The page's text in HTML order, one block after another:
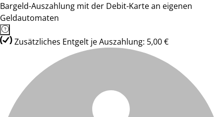
Bargeld-Auszahlung mit der Debit-Karte an eigenen
Geldautomaten
Zusätzliches Entgelt je Auszahlung: 5,00 €